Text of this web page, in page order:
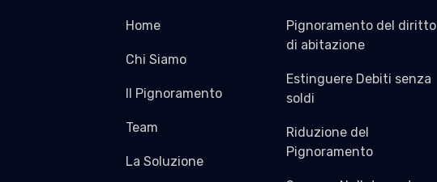
Home
Chi Siamo
Il Pignoramento
Team
La Soluzione
Pignoramento del diritto
di abitazione
Estinguere Debiti senza
soldi
Riduzione del
Pignoramento